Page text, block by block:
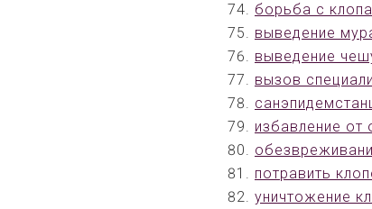
борьба с
выведение
выведение
вызов
избавление от
потравить
уничтожение